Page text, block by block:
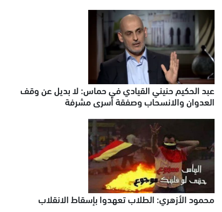
عبد الحكيم حنيني القيادي في حماس: لا بديل عن وقف
العدوان والانسحاب وصفقة أسرى مشرفة
محمود الأزهري: الطلاب تعهدوا بإسقاط الانقلاب